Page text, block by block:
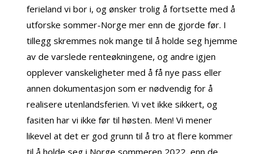
ferieland vi bor i, og ønsker trolig å fortsette med å
utforske sommer-Norge mer enn de gjorde før. I
tillegg skremmes nok mange til å holde seg hjemme
av de varslede renteøkningene, og andre igjen
opplever vanskeligheter med å få nye pass eller
annen dokumentasjon som er nødvendig for å
realisere utenlandsferien. Vi vet ikke sikkert, og
fasiten har vi ikke før til høsten. Men! Vi mener
likevel at det er god grunn til å tro at flere kommer